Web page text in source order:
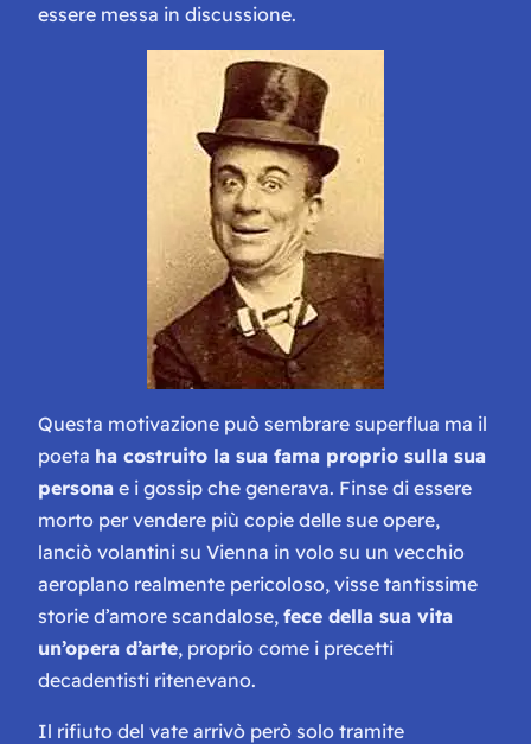
essere messa in discussione.
Questa motivazione può sembrare superflua ma il
poeta ha costruito la sua fama proprio sulla sua
persona e i gossip che generava. Finse di essere
morto per vendere più copie delle sue opere,
lanciò volantini su Vienna in volo su un vecchio
aeroplano realmente pericoloso, visse tantissime
storie d’amore scandalose, fece della sua vita
un’opera d’arte, proprio come i precetti
decadentisti ritenevano.
Il rifiuto del vate arrivò però solo tramite